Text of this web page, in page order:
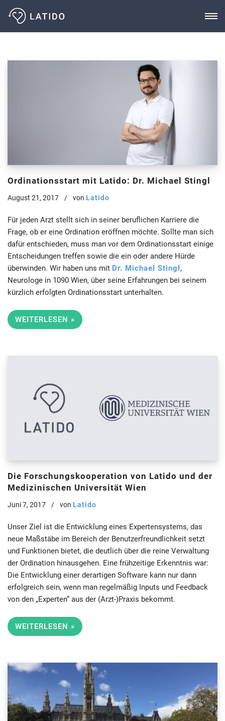
Zum
Ordinationsstart mit Latido: Dr. Michael Stingl
August 21, 2017 von Latido
Für jeden Arzt stellt sich in seiner beruflichen Karriere die
Frage, ob er eine Ordination eröffnen möchte. Sollte man sich
dafür entschieden, muss man vor dem Ordinationsstart einige
Entscheidungen treffen sowie die ein oder andere Hürde
überwinden. Wir haben uns mit Dr. Michael Stingl ,
Neurologe in 1090 Wien, über seine Erfahrungen bei seinem
kürzlich erfolgten Ordinationsstart unterhalten.
WEITERLESEN »
Die Forschungskooperation von Latido und der
Medizinischen Universität Wien
Juni 7, 2017 von Latido
Unser Ziel ist die Entwicklung eines Expertensystems, das
neue Maßstäbe im Bereich der Benutzerfreundlichkeit setzt
und Funktionen bietet, die deutlich über die reine Verwaltung
der Ordination hinausgehen. Eine frühzeitige Erkenntnis war:
Die Entwicklung einer derartigen Software kann nur dann
erfolgreich sein, wenn man regelmäßig Inputs und Feedback
von den „Experten“ aus der (Arzt-)Praxis bekommt.
WEITERLESEN »